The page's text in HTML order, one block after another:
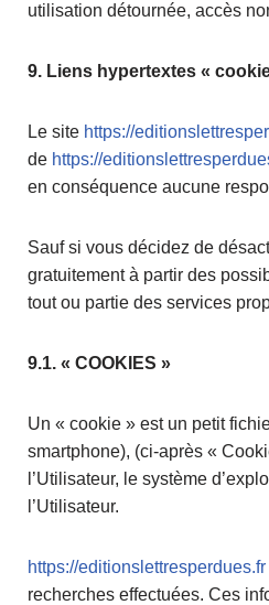
utilisation détournée, accès
9. Liens hypertextes «
Le site https://
de https://
en conséquence aucune
Sauf si vous décidez de
gratuitement à partir des
tout ou partie des services
9.1. « COOKIES »
Un « cookie » est un petit
smartphone), (ci-après «
l’Utilisateur, le système
l’Utilisateur.
https://editionslettresperdues.fr
recherches effectuées. Ces